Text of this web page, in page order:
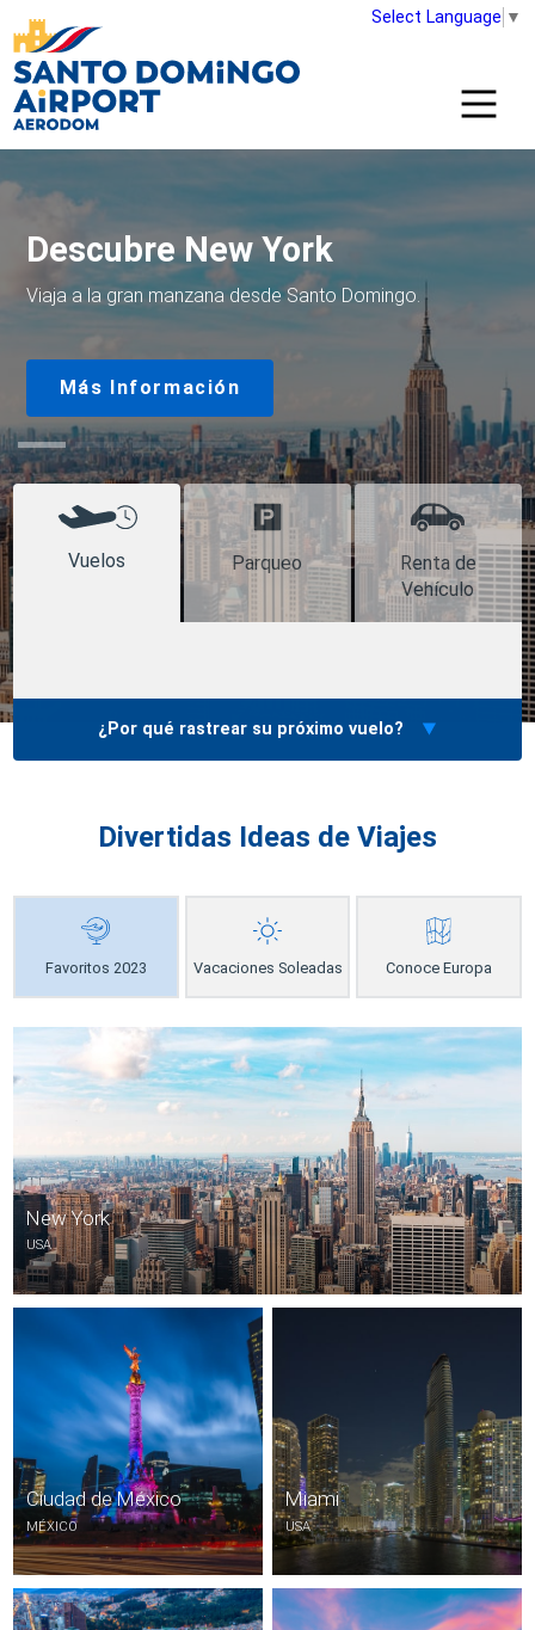
Select Language ▼
Descubre Madrid
Viaja a Madrid desde Santo Domingo.
Más Información
Vuelos Parqueo
Renta de
Vehículo
¿Por qué rastrear su próximo vuelo?
Divertidas Ideas de Viajes
Favoritos 2023 Vacaciones Soleadas Conoce Europa
New York
USA
Ciudad de México
MÉXICO
Miami
USA